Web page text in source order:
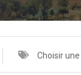
Choisir